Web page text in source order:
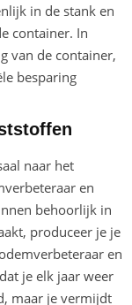
in de stank en
container. In
van de container,
besparing
naar het
en
behoorlijk in
produceer je je
en
je elk jaar weer
maar je vermijdt